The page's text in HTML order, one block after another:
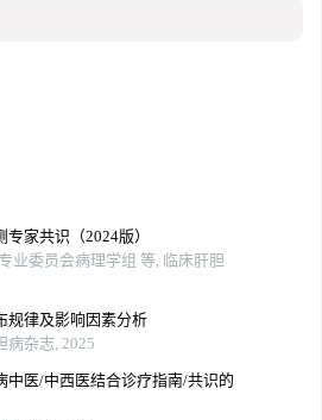
家共识（2024版）
业委员会病理学组 等, 临床肝胆
规律及影响因素分析
病杂志, 2025
中医/中西医结合诊疗指南/共识的